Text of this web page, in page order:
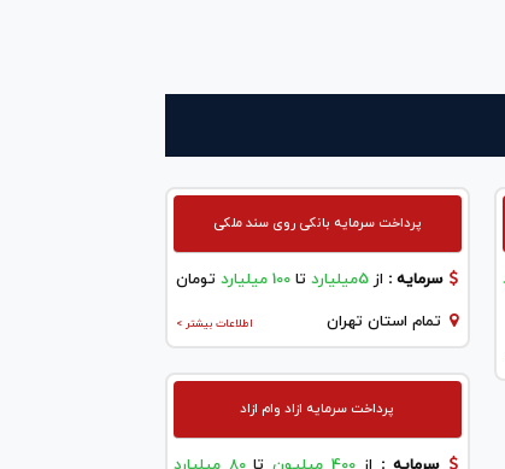
پرداخت سرمایه بانکی روی سند ملکی
سرمایه : از5میلیارد تا100 میلیارد تومان
اطلاعات بیشتر > تمام استان تهران
پرداخت سرمایه ازاد وام ازاد